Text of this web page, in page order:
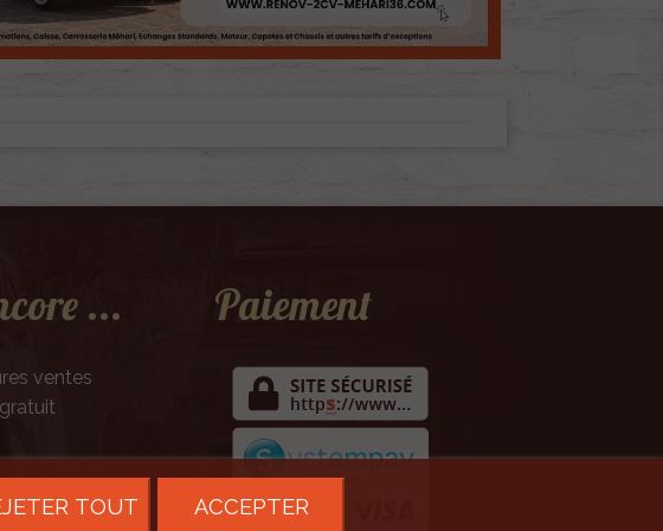
...
ventes
Paiement
TOUT ACCEPTER